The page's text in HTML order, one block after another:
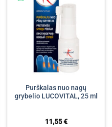
Purškalas nuo nagų
grybelio LUCOVITAL, 25 ml
11,55€